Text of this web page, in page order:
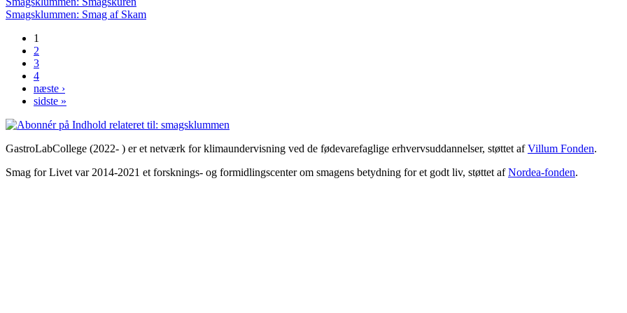
Smagsklummen: Smag af Skam
Sider
1
2
3
4
næste ›
sidste »
GastroLabCollege (2022- ) er et netværk for klimaundervisning ved de fødevarefaglige erhvervsuddannelser, støttet afVillum Fonden.
Smag for Livet var 2014-2021 et forsknings- og formidlingscenter om smagens betydning for et godt liv, støttet afNordea-fonden.